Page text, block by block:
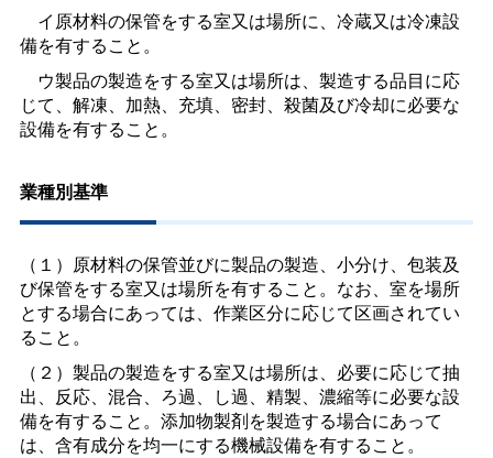
イ原材料の保管をする室又は場所に、冷蔵又は冷凍設
備を有すること。
ウ製品の製造をする室又は場所は、製造する品目に応
じて、解凍、加熱、充填、密封、殺菌及び冷却に必要な
設備を有すること。
業種別基準
（１）原材料の保管並びに製品の製造、小分け、包装及
び保管をする室又は場所を有すること。なお、室を場所
とする場合にあっては、作業区分に応じて区画されてい
ること。
（２）製品の製造をする室又は場所は、必要に応じて抽
出、反応、混合、ろ過、し過、精製、濃縮等に必要な設
備を有すること。添加物製剤を製造する場合にあって
は、含有成分を均一にする機械設備を有すること。